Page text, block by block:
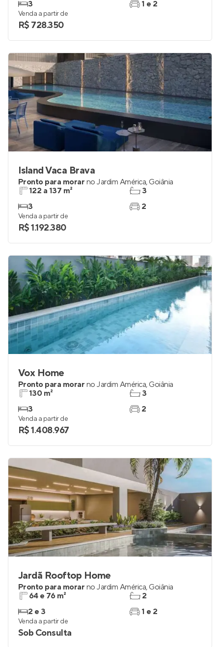
3
1 e 2
Venda a partir de
R$ 728.350
Island Vaca Brava
Pronto para morar no Jardim América, Goiânia
122 a 137 m²
3
3
2
Venda a partir de
R$ 1.192.380
Vox Home
Pronto para morar no Jardim América, Goiânia
130 m²
3
3
2
Venda a partir de
R$ 1.408.967
Jardã Rooftop Home
Pronto para morar no Jardim América, Goiânia
64 e 76 m²
2 e 3
2
1 e 2
Venda a partir de
Sob Consulta